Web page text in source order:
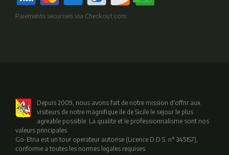
Paiements securises via Checkout.com
Depuis 2009, nous avons fait de notre mission d'offrir aux
visiteurs de notre magnifique ile de Sicile le sejour le plus
agreable possible. La qualite et le professionnalisme sont nos
valeurs principales.
Go-Etna est un tour operateur autorise (Licence D.D.S. n° 3451S7),
conforme a toutes les normes legales requises.